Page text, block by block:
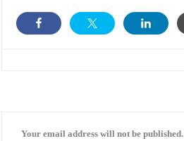
Your email address will not be published.